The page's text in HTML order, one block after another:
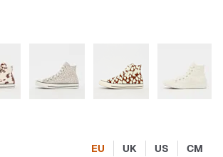
EU UK US CM